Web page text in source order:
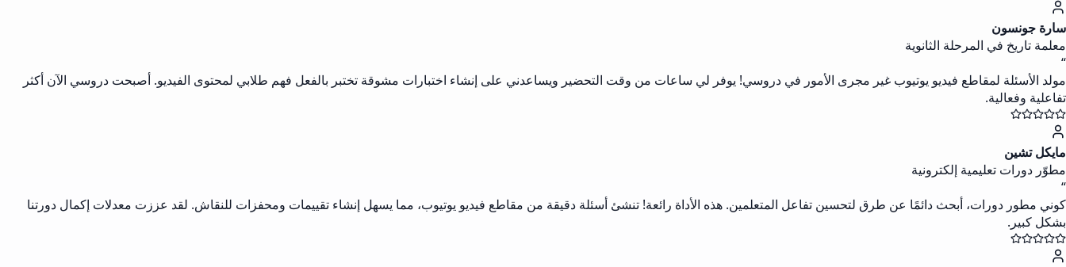
سارة جونسون
معلمة تاريخ في المرحلة الثانوية
“
مولد الأسئلة لمقاطع فيديو يوتيوب غير مجرى الأمور في دروسي! يوفر لي ساعات من وقت التحضير ويساعدني على إنشاء اختبارات مشوقة تختبر بالفعل فهم طلابي لمحتوى الفيديو. أصبحت دروسي الآن أكثر
تفاعلية وفعالية.
مايكل تشين
مطوّر دورات تعليمية إلكترونية
“
كوني مطور دورات، أبحث دائمًا عن طرق لتحسين تفاعل المتعلمين. هذه الأداة رائعة! تنشئ أسئلة دقيقة من مقاطع فيديو يوتيوب، مما يسهل إنشاء تقييمات ومحفزات للنقاش. لقد عززت معدلات إكمال دورتنا
بشكل كبير.